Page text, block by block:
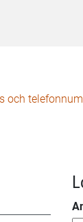
och